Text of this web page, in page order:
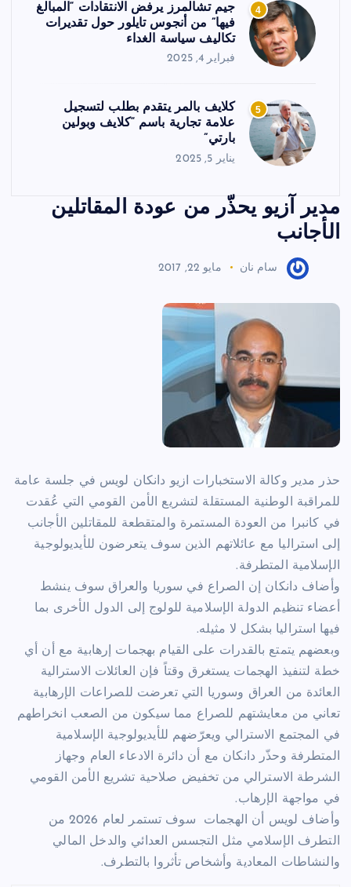
4
جيم تشالمرز يرفض الانتقادات “المبالغ
فيها” من أنجوس تايلور حول تقديرات
تكاليف سياسة الغداء
فبراير 4, 2025
5
كلايف بالمر يتقدم بطلب لتسجيل
علامة تجارية باسم “كلايف وبولين
بارتي”
يناير 5, 2025
مدير آزيو يحذّر من عودة المقاتلين
الأجانب
سام نان مايو 22, 2017
حذر مدير وكالة الاستخبارات ازيو دانكان لويس في جلسة عامة
للمراقبة الوطنية المستقلة لتشريع الأمن القومي التي عُقدت
في كانبرا من العودة المستمرة والمتقطعة للمقاتلين الأجانب
إلى استراليا مع عائلاتهم الذين سوف يتعرضون للأيديولوجية
الإسلامية المتطرفة.
وأضاف دانكان إن الصراع في سوريا والعراق سوف ينشط
أعضاء تنظيم الدولة الإسلامية للولوج إلى الدول الأخرى بما
فيها استراليا بشكل لا مثيله.
وبعضهم يتمتع بالقدرات على القيام بهجمات إرهابية مع أن أي
خطة لتنفيذ الهجمات يستغرق وقتاً فإن العائلات الاسترالية
العائدة من العراق وسوريا التي تعرضت للصراعات الإرهابية
تعاني من معايشتهم للصراع مما سيكون من الصعب انخراطهم
في المجتمع الاسترالي ويعرّضهم للأيديولوجية الإسلامية
المتطرفة وحذّر دانكان مع أن دائرة الادعاء العام وجهاز
الشرطة الاسترالي من تخفيض صلاحية تشريع الأمن القومي
في مواجهة الإرهاب.
وأضاف لويس أن الهجمات سوف تستمر لعام 2026 من
التطرف الإسلامي مثل التجسس العدائي والدخل المالي
والنشاطات المعادية وأشخاص تأثروا بالتطرف.